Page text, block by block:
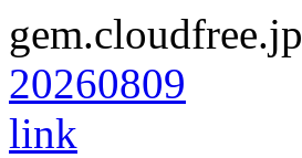
gem.cloudfree.jp
20260809
link